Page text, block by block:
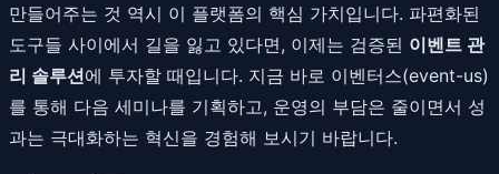
만들어주는 것 역시 이 플랫폼의 핵심 가치입니다. 파편화된
도구들 사이에서 길을 잃고 있다면, 이제는 검증된 이벤트 관
리 솔루션에 투자할 때입니다. 지금 바로 이벤터스(event-us)
를 통해 다음 세미나를 기획하고, 운영의 부담은 줄이면서 성
과는 극대화하는 혁신을 경험해 보시기 바랍니다.